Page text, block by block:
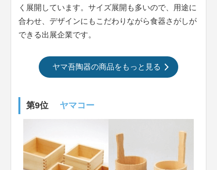
く展開しています。サイズ展開も多いので、用途に
合わせ、デザインにもこだわりながら食器さがしが
できる出展企業です。
ヤマ吾陶器の商品をもっと見る
第9位 ヤマコー